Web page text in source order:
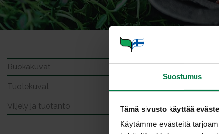
Suostumus
Tämä sivusto käyttää
Käytämme evästeitä
Ruokakuvat
Tuotekuvat
Viljely ja tuotanto